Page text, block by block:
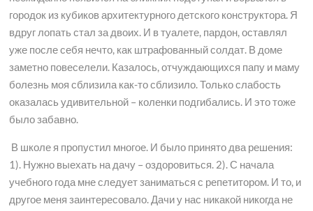
городок из кубиков архитектурного детского конструктора. Я
вдруг лопать стал за двоих. И в туалете, пардон, оставлял
уже после себя нечто, как штрафованный солдат. В доме
заметно повеселели. Казалось, отчуждающихся папу и маму
болезнь моя сблизила как-то сблизило. Только слабость
оказалась удивительной – коленки подгибались. И это тоже
было забавно.
В школе я пропустил многое. И было принято два решения:
1). Нужно выехать на дачу – оздоровиться. 2). С начала
учебного года мне следует заниматься с репетитором. И то, и
другое меня заинтересовало. Дачи у нас никакой никогда не